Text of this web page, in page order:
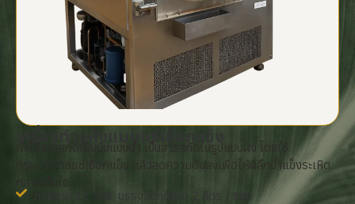
เครื่องทำแห้งแบบแช่เยือกแข็ง
ทำให้สารสกัดเข้มข้นแบบน้ำ เป็นสารสกัดในรูปแบบผง โดยใช้
กระบวนการแช่เยือกแข็ง แล้วลดความดันลงเพื่อให้ผลึกน้ำแข็งระเหิด
กลายเป็นไอ
ถังขนาด 12 ลิตร, บรรจุวัตถุดิบได้ 2 ลิตร / รอบ